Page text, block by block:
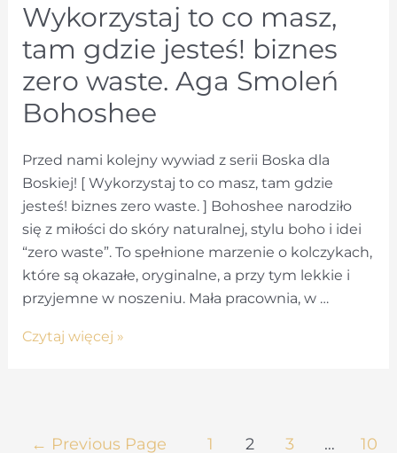
Wykorzystaj to co masz,
tam gdzie jesteś! biznes
zero waste. Aga Smoleń
Bohoshee
Przed nami kolejny wywiad z serii Boska dla
Boskiej! [ Wykorzystaj to co masz, tam gdzie
jesteś! biznes zero waste. ] Bohoshee narodziło
się z miłości do skóry naturalnej, stylu boho i idei
“zero waste”. To spełnione marzenie o kolczykach,
które są okazałe, oryginalne, a przy tym lekkie i
przyjemne w noszeniu. Mała pracownia, w …
Wykorzystaj
Czytaj więcej »
Stronicowanie
← Previous Page 1 2 3 …
10